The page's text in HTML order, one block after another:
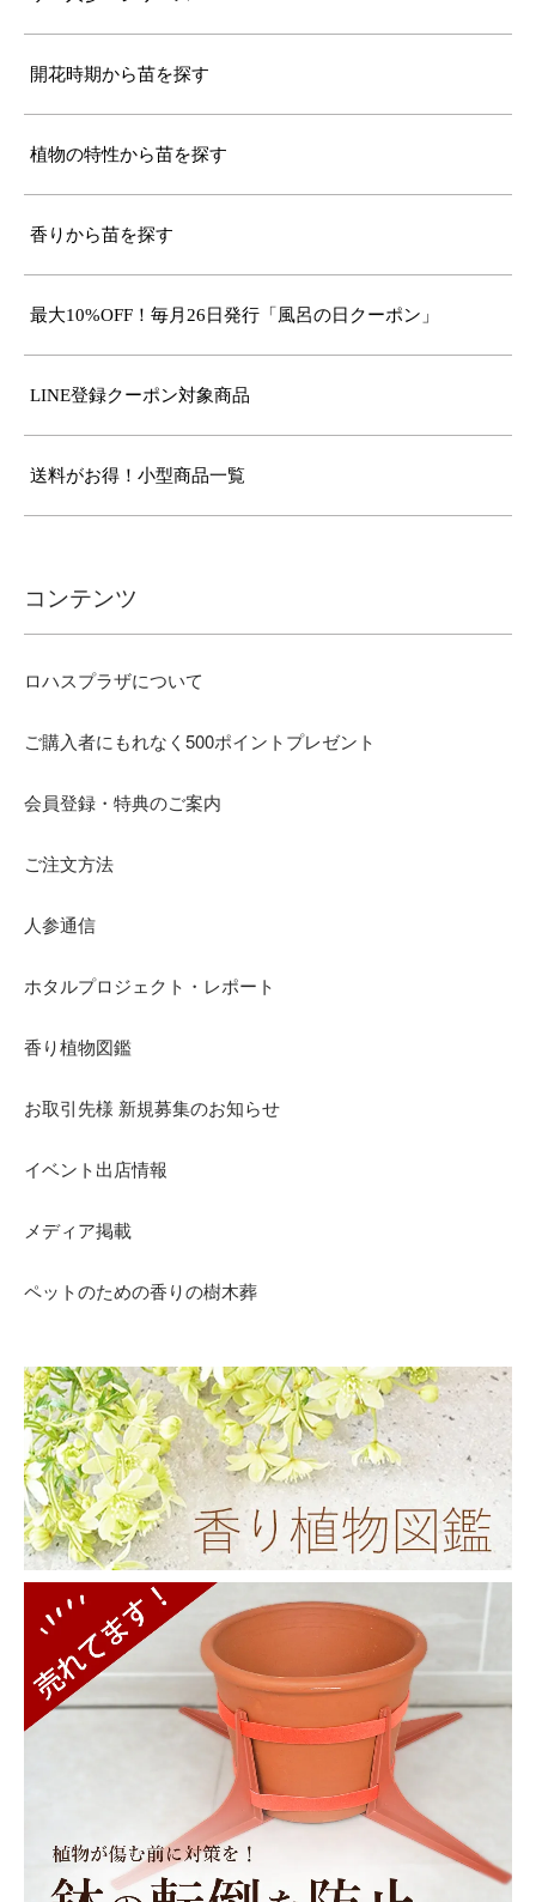
開花時期から苗を探す
植物の特性から苗を探す
香りから苗を探す
最大10%OFF！毎月26日発行「風呂の日クーポン」
LINE登録クーポン対象商品
送料がお得！小型商品一覧
コンテンツ
ロハスプラザについて
ご購入者にもれなく500ポイントプレゼント
会員登録・特典のご案内
ご注文方法
人参通信
ホタルプロジェクト・レポート
香り植物図鑑
お取引先様 新規募集のお知らせ
イベント出店情報
メディア掲載
ペットのための香りの樹木葬